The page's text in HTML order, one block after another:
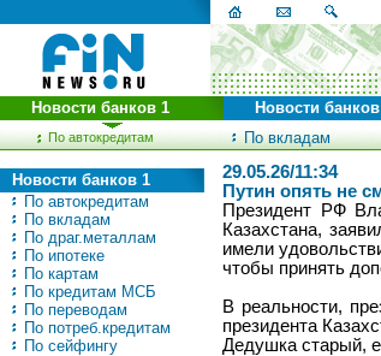
По автокредитам По вкладам
Новости банков 1 Новости
Новости банков 1
По автокредитам
По вкладам
По драг.металлам
По ипотеке
По картам
По кредитам МСБ
По переводам
По потреб.кредитам
По сейфингу
29.05.26/11:34
Путин опять не
Президент РФ
Казахстана,
имели
чтобы принять
В реальности,
президента
Дедушка старый,